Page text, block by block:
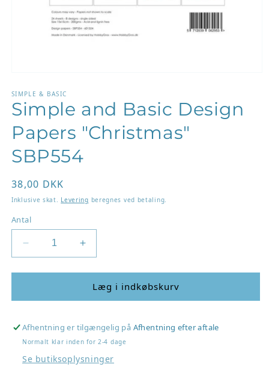
1
i
modus
SIMPLE & BASIC
Simple and Basic Design
Papers "Christmas"
SBP554
Normalpris
38,00 DKK
Inklusive skat. Levering beregnes ved betaling.
Antal
Reducer
antallet
for
and
Design
Papers
&quot;Christmas&quot;
SBP554
Øg
antallet
for
Simple
and
Design
Papers
&quot;Christmas&quot;
SBP554
Læg i indkøbskurv
Afhentning er tilgængelig på Afhentning efter aftale
Normalt klar inden for 2-4 dage
Se butiksoplysninger